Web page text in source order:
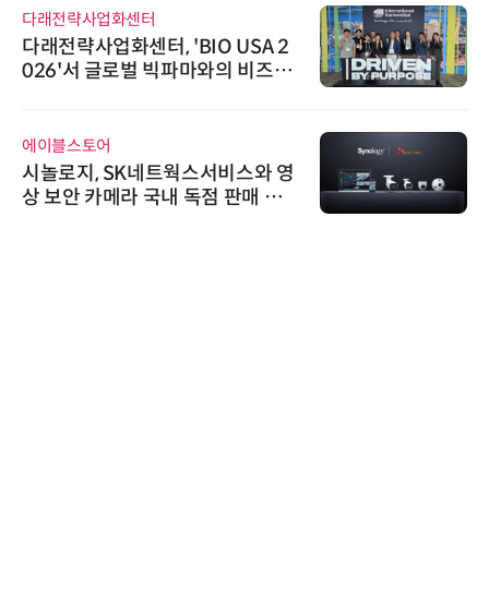
다래전략사업화센터
다래전략사업화센터, 'BIO USA 2
026'서 글로벌 빅파마와의 비즈니
에이블스토어
시놀로지, SK네트웍스서비스와 영
상 보안 카메라 국내 독점 판매 파